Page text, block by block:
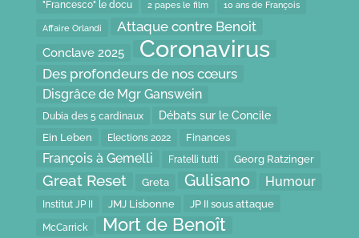
"Francesco" le docu 2 papes le film 10 ans de François
Affaire Orlandi Attaque contre Benoit
Conclave 2025 Coronavirus
Des profondeurs de nos cœurs
Disgrâce de Mgr Ganswein
Dubia des 5 cardinaux
Débats sur le Concile
Ein Leben
Elections 2022 Finances
François à Gemelli Fratelli tutti Georg Ratzinger
Great Reset Greta Gulisano Humour
Institut JP II JMJ Lisbonne JP II sous attaque
McCarrick Mort de Benoît